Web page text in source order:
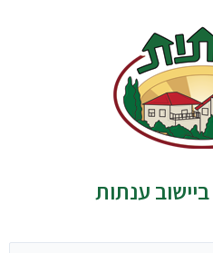
ביישוב ענתות